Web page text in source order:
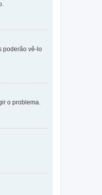
poderão vê-lo
o problema.